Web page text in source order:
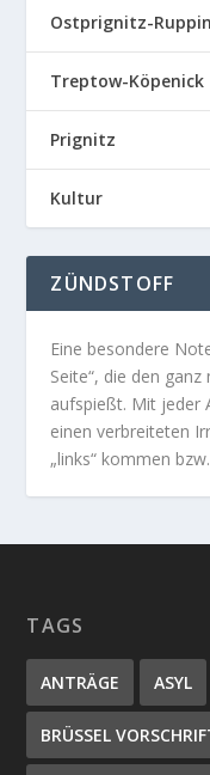
Ostprignitz-Ruppin
Treptow-Köpenick
Prignitz
Kultur
ZÜNDSTOFF
Eine besondere
Seite“, die den
aufspießt. Mit jeder
einen verbreiteten
„links“ kommen
TAGS
ANTRÄGE ASYL
BRÜSSEL